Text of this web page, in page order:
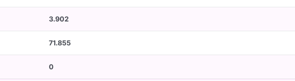
3.902
71.855
0